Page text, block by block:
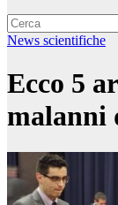
News scientifiche
Ecco 5
malanni